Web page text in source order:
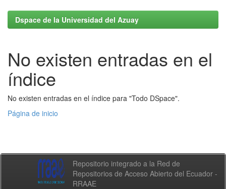
Dspace de la Universidad del Azuay
No existen entradas en el
índice
No existen entradas en el índice para "Todo DSpace".
Página de inicio
Repositorio integrado a la Red de
Repositorios de Acceso Abierto del Ecuador -
RRAAE